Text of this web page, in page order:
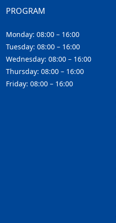
PROGRAM
Monday: 08:00 – 16:00
Tuesday: 08:00 – 16:00
Wednesday: 08:00 – 16:00
Thursday: 08:00 – 16:00
Friday: 08:00 – 16:00